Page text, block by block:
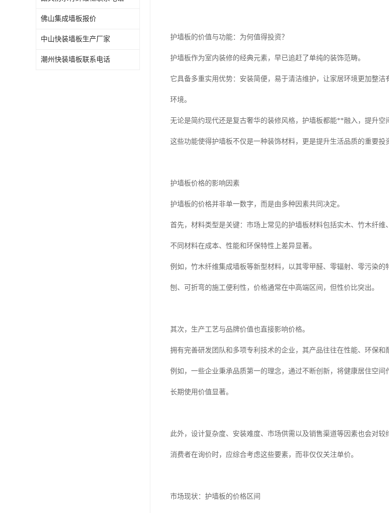
佛山集成墙板报价
中山快装墙板生产厂家
潮州快装墙板联系电话
护墙板的价值与功能：为何值得投资？
护墙板作为室内装修的经典元素，早已追赶了单纯的装饰范畴。
它具备多重实用优势：安装简便，易于清洁维护，让家居环境更加整
环境。
无论是简约现代还是复古奢华的装修风格，护墙板都能**融入，提升空
这些功能使得护墙板不仅是一种装饰材料，更是提升生活品质的重要投
护墙板价格的影响因素
护墙板的价格并非单一数字，而是由多种因素共同决定。
首先，材料类型是关键：市场上常见的护墙板材料包括实木、竹木纤维
不同材料在成本、性能和环保特性上差异显著。
例如，竹木纤维集成墙板等新型材料，以其零甲醛、零辐射、零污染
刨、可折弯的施工便利性，价格通常在中高端区间，但性价比突出。
其次，生产工艺与品牌价值也直接影响价格。
拥有完善研发团队和多项专利技术的企业，其产品往往在性能、环保和
例如，一些企业秉承品质第一的理念，通过不断创新，将健康居住空
长期使用价值显著。
此外，设计复杂度、安装难度、市场供需以及销售渠道等因素也会对较
消费者在询价时，应综合考虑这些要素，而非仅仅关注单价。
市场现状：护墙板的价格区间